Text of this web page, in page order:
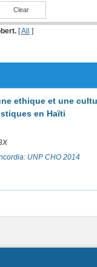
Clear
[All ]
ethique et une
en Haïti
UNP CHO 2014